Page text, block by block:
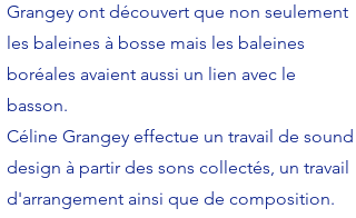
Grangey ont découvert que non seulement
les baleines à bosse mais les baleines
boréales avaient aussi un lien avec le
basson.
Céline Grangey effectue un travail de sound
design à partir des sons collectés, un travail
d'arrangement ainsi que de composition.